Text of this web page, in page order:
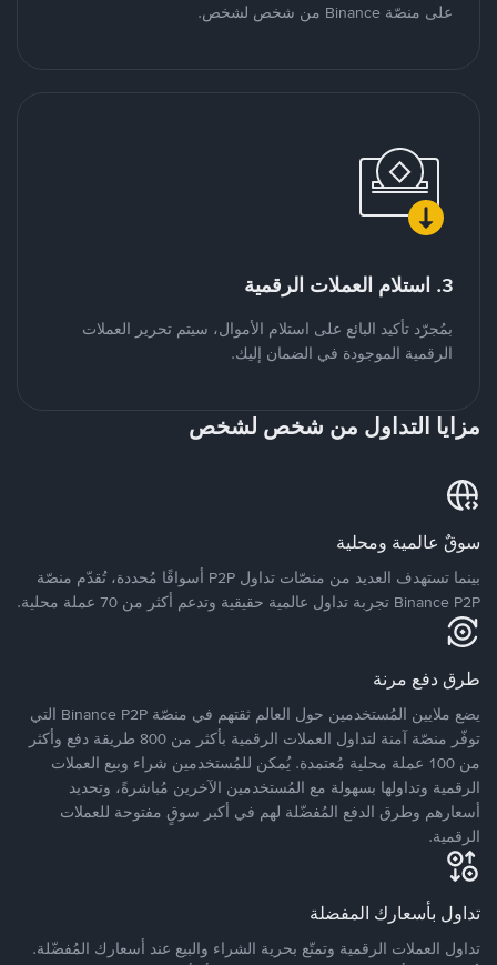
على منصّة Binance من شخص لشخص.
3. استلام العملات الرقمية
بمُجرّد تأكيد البائع على استلام الأموال، سيتم تحرير العملات
الرقمية الموجودة في الضمان إليك.
مزايا التداول من شخص لشخص
سوقٌ عالمية ومحلية
بينما تستهدف العديد من منصّات تداول P2P أسواقًا مُحددة، تُقدّم منصّة
Binance P2P تجربة تداول عالمية حقيقية وتدعم أكثر من 70 عملة محلية.
طرق دفع مرنة
يضع ملايين المُستخدمين حول العالم ثقتهم في منصّة Binance P2P التي
توفّر منصّة آمنة لتداول العملات الرقمية بأكثر من 800 طريقة دفع وأكثر
من 100 عملة محلية مُعتمدة. يُمكن للمُستخدمين شراء وبيع العملات
الرقمية وتداولها بسهولة مع المُستخدمين الآخرين مُباشرةً، وتحديد
أسعارهم وطرق الدفع المُفضّلة لهم في أكبر سوقٍ مفتوحة للعملات
الرقمية.
تداول بأسعارك المفضلة
تداول العملات الرقمية وتمتّع بحرية الشراء والبيع عند أسعارك المُفضّلة.